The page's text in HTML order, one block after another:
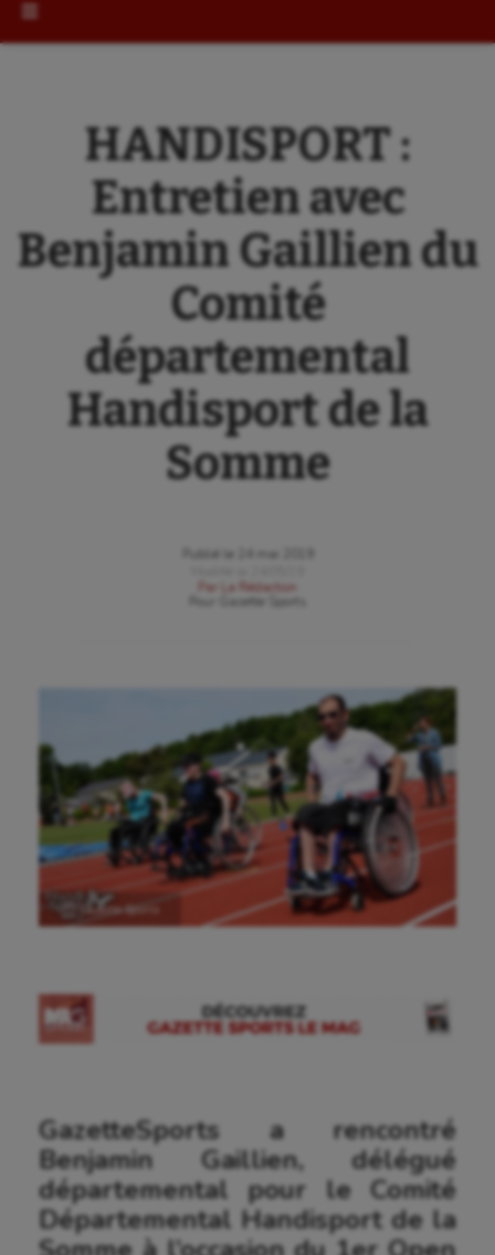
HANDISPORT :
Entretien avec
Benjamin Gaillien du
Comité
départemental
Handisport de la
Somme
Publié le
24 mai 2019
Par
La Rédaction
Gazette Sports
Ⓒ Gazette Sports
GazetteSports a rencontré
Benjamin Gaillien, délégué
départemental pour le Comité
Départemental Handisport de la